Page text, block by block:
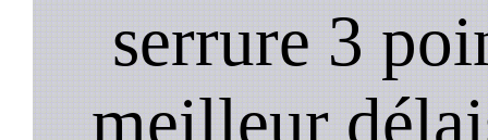
serrure 3
meilleur